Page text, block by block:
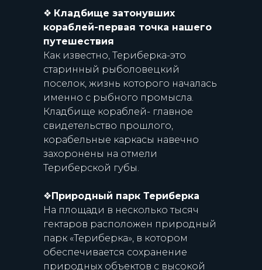
❖ Кладбище затонувших
кораблей-первая точка нашего
путешествия
Как известно, Териберка-это
старинный рыболовецкий
поселок, жизнь которого началась
именно с рыбного промысла.
Кладбище кораблей- главное
свидетельство прошлого,
корабельные каркасы навечно
захоронены на отмели
Териберской губы.
❖Природный парк Териберка
На площади в несколько тысяч
гектаров расположен природный
парк «Териберка», в котором
обеспечивается сохранение
природных объектов с высокой